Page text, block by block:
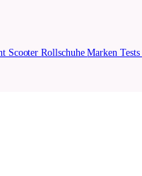
ScooterRollschuheMarken Tests